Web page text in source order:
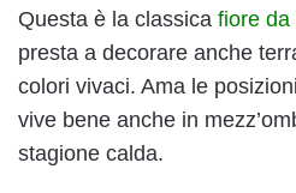
Questa è la classica fiore da
presta a decorare anche
colori vivaci. Ama le
vive bene anche in
stagione calda.